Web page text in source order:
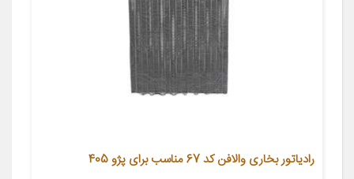
رادیاتور بخاری والافن کد 67 مناسب برای پژو 405